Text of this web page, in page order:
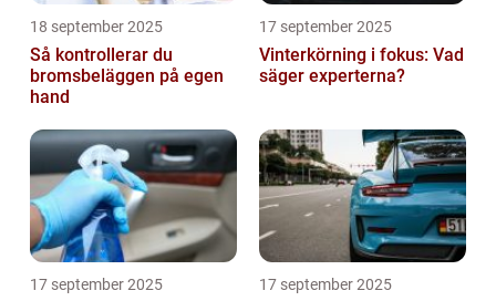
18 september 2025
Så kontrollerar du
bromsbeläggen på egen
hand
17 september 2025
Vinterkörning i fokus: Vad
säger experterna?
17 september 2025 17 september 2025